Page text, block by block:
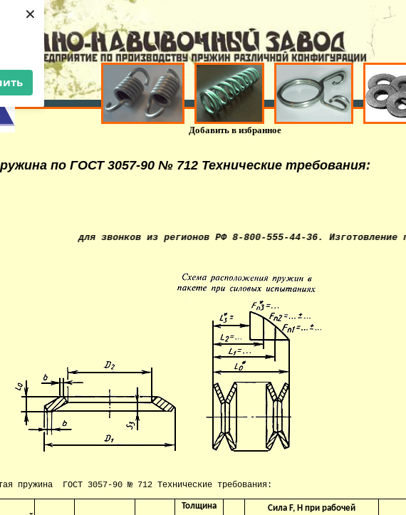
×
Добавить в избранное
по ГОСТ 3057-90 № 712 Технические требования:
для звонков из регионов РФ 8-800-555-44-36. Изготовление
пружина ГОСТ 3057-90 № 712 Технические требования:
Толщина
Сила F, H при рабочей